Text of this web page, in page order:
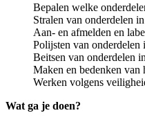
Bepalen welke
Stralen van onderdelen
Aan- en afmelden en
Polijsten van
Beitsen van onderdelen
Maken en bedenken van
Werken volgens
Wat ga je doen?